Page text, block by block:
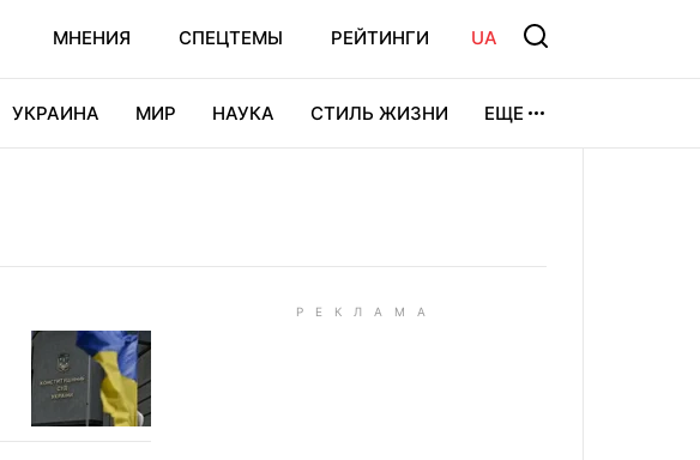
МНЕНИЯ СПЕЦТЕМЫ РЕЙТИНГИ UA
УКРАИНА МИР НАУКА СТИЛЬ ЖИЗНИ ЕЩЕ